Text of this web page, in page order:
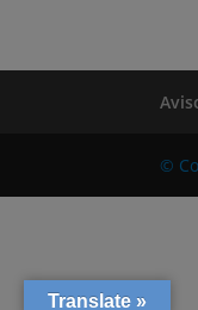
©
Translate »